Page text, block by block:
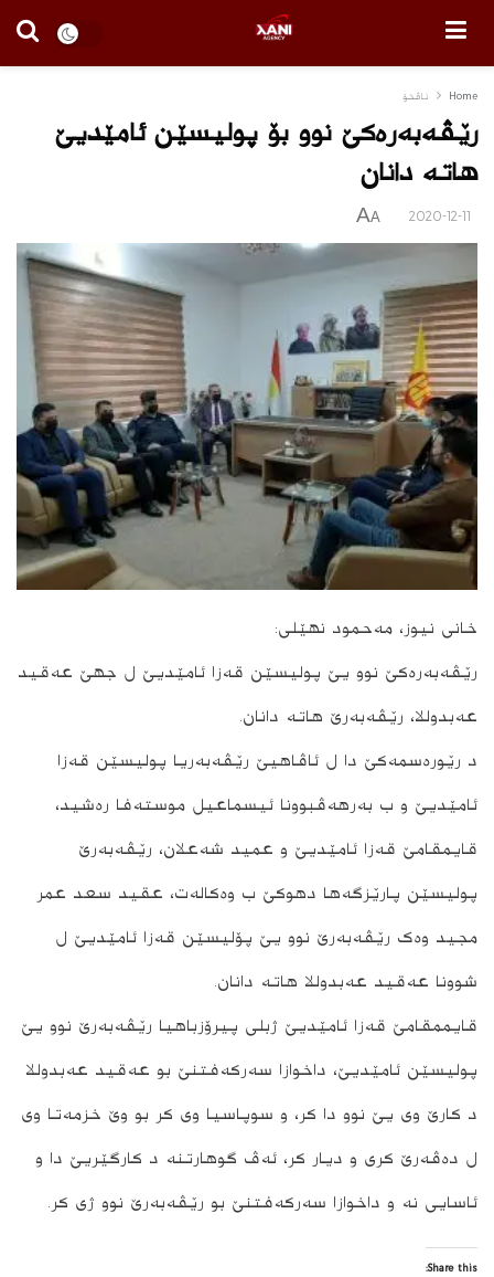
Home ناڤخۆ
رێڤەبەرەکێ نوو بۆ پولیسێن ئامێدیێ
هاتە دانان
2020-12-11
A
A
خانی نیوز، مەحمود نهێلی:
رێڤەبەره‌كێ نوو یێ پولیسێن قەزا ئامێدیێ ل جهێ عه‌قید
عه‌بدوللا، رێڤەبەرێ هاتە دانان.
د رێورەسمەکێ دا ل ئاڤاهیێ رێڤەبەریا پولیسێن قەزا
ئامێدیێ و ب بەرهەڤبوونا ئیسماعیل موستەفا رەشید،
قایمقامێ قەزا ئامێدیێ و عمید شەعلان، رێڤەبەرێ
پولیسێن پارێزگەها دهوکێ ب وەکالەت، عقید سعد عمر
مجید وەک رێڤه‌به‌رێ نوو یێ پۆلیسێن قه‌زا ئامێدیێ ل
شوونا عه‌قید عه‌بدوللا هاته‌ دانان.
قایممقامێ قەزا ئامێدیێ ژبلی پیرۆزباهیا رێڤەبەرێ نوو یێ
پولیسێن ئامێدیێ، داخوازا سەرکەفتنێ بو عه‌قید عه‌بدوللا
د کارێ وی یێ نوو دا کر، و سوپاسیا وی کر بو وێ خزمەتا وی
ل دەڤەرێ كرى و دیار کر، ئەڤ گوهارتنە د کارگێریێ دا و
ئاسایی نە و داخوازا سەرکەفتنێ بو رێڤەبەرێ نوو ژی کر.
Share this: